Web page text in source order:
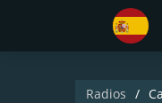
Radios